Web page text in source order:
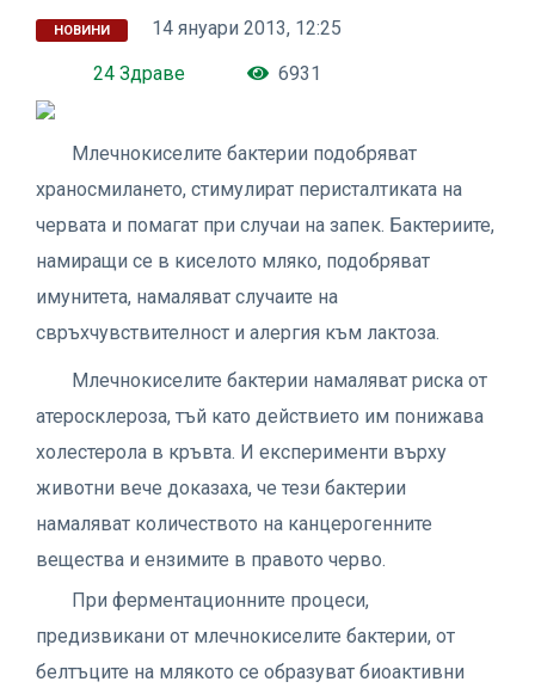
НОВИНИ
14 януари 2013, 12:25
24 Здраве
6931
Млечнокиселите бактерии подобряват
храносмилането, стимулират перисталтиката на
червата и помагат при случаи на запек. Бактериите,
намиращи се в киселото мляко, подобряват
имунитета, намаляват случаите на
свръхчувствителност и алергия към лактоза.
Млечнокиселите бактерии намаляват риска от
атеросклероза, тъй като действието им понижава
холестерола в кръвта. И експерименти върху
животни вече доказаха, че тези бактерии
намаляват количеството на канцерогенните
вещества и ензимите в правото черво.
При ферментационните процеси,
предизвикани от млечнокиселите бактерии, от
белтъците на млякото се образуват биоактивни